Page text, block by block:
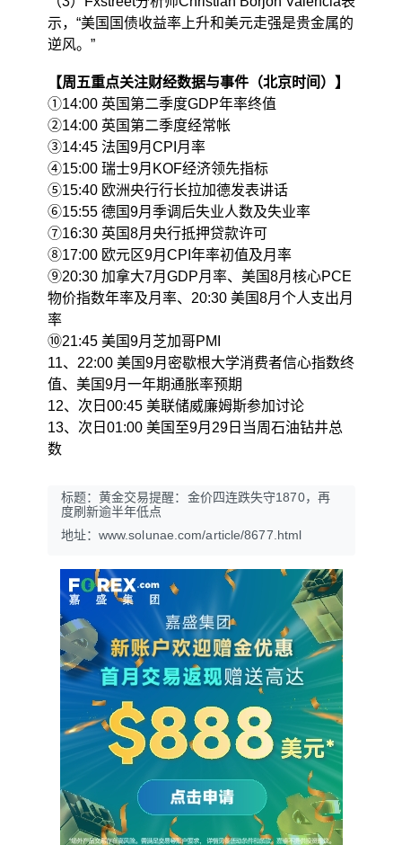
示，“美国国债收益率上升和美元走强是贵金属的
逆风。”
【周五重点关注财经数据与事件（北京时间）】
①14:00 英国第二季度GDP年率终值
②14:00 英国第二季度经常帐
③14:45 法国9月CPI月率
④15:00 瑞士9月KOF经济领先指标
⑤15:40 欧洲央行行长拉加德发表讲话
⑥15:55 德国9月季调后失业人数及失业率
⑦16:30 英国8月央行抵押贷款许可
⑧17:00 欧元区9月CPI年率初值及月率
⑨20:30 加拿大7月GDP月率、美国8月核心PCE
物价指数年率及月率、20:30 美国8月个人支出月
率
⑩21:45 美国9月芝加哥PMI
11、22:00 美国9月密歇根大学消费者信心指数终
值、美国9月一年期通胀率预期
12、次日00:45 美联储威廉姆斯参加讨论
13、次日01:00 美国至9月29日当周石油钻井总
数
标题：黄金交易提醒：金价四连跌失守1870，再
度刷新逾半年低点
地址：www.solunae.com/article/8677.html